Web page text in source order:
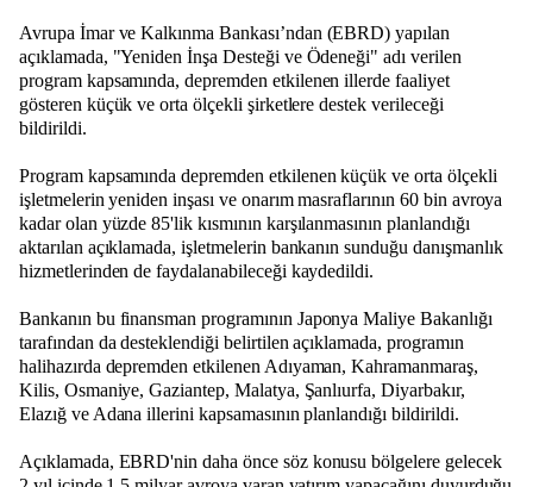
Avrupa İmar ve Kalkınma Bankası’ndan (EBRD) yapılan
açıklamada, "Yeniden İnşa Desteği ve Ödeneği" adı verilen
program kapsamında, depremden etkilenen illerde faaliyet
gösteren küçük ve orta ölçekli şirketlere destek verileceği
bildirildi.
Program kapsamında depremden etkilenen küçük ve orta ölçekli
işletmelerin yeniden inşası ve onarım masraflarının 60 bin avroya
kadar olan yüzde 85'lik kısmının karşılanmasının planlandığı
aktarılan açıklamada, işletmelerin bankanın sunduğu danışmanlık
hizmetlerinden de faydalanabileceği kaydedildi.
Bankanın bu finansman programının Japonya Maliye Bakanlığı
tarafından da desteklendiği belirtilen açıklamada, programın
halihazırda depremden etkilenen Adıyaman, Kahramanmaraş,
Kilis, Osmaniye, Gaziantep, Malatya, Şanlıurfa, Diyarbakır,
Elazığ ve Adana illerini kapsamasının planlandığı bildirildi.
Açıklamada, EBRD'nin daha önce söz konusu bölgelere gelecek